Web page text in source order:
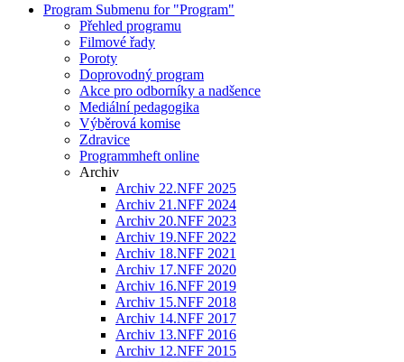
Program Submenu for "Program"
Přehled programu
Filmové řady
Poroty
Doprovodný program
Akce pro odborníky a nadšence
Mediální pedagogika
Výběrová komise
Zdravice
Programmheft online
Archiv
Archiv 22.NFF 2025
Archiv 21.NFF 2024
Archiv 20.NFF 2023
Archiv 19.NFF 2022
Archiv 18.NFF 2021
Archiv 17.NFF 2020
Archiv 16.NFF 2019
Archiv 15.NFF 2018
Archiv 14.NFF 2017
Archiv 13.NFF 2016
Archiv 12.NFF 2015